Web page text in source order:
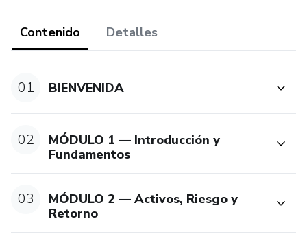
Contenido Detalles
01 BIENVENIDA
02
MÓDULO 1 — Introducción y
Fundamentos
03
MÓDULO 2 — Activos, Riesgo y
Retorno